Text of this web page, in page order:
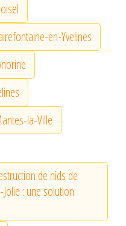
en-Yvelines
la-Ville
de nids de
: une solution